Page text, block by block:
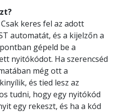
keres fel az adott
automatát, és a kijelzőn a
gépeld be a
nyitókódot. Ha szerencséd
még ott a
és tied lesz az
tudni, hogy egy nyitókód
egy rekeszt, és ha a kód